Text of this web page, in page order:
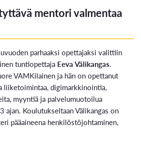
mentori valmentaa
parhaaksi opettajaksi valittiin
tuntiopettaja Eeva Välikangas.
VAMKilainen ja hän on opettanut
liiketoimintaa, digimarkkinointia,
myyntiä ja palvelumuotoilua
ajan. Koulutukseltaan Välikangas on
pääaineena henkilöstöjohtaminen,